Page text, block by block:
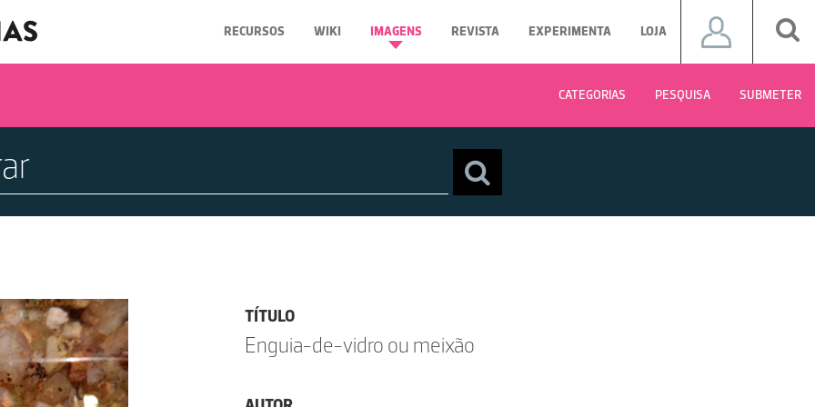
RECURSOS WIKI IMAGENS REVISTA EXPERIMENTA LOJA
CATEGORIAS PESQUISA SUBMETER
TÍTULO
Enguia-de-vidro ou meixão